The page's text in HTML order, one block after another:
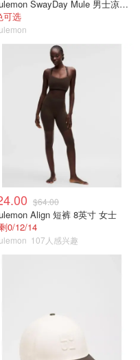
lululemon SwayDay Mule 男士凉拖鞋
可选
$64.00
Align 短裤 8英寸 女士
0/12/14
107人感兴趣